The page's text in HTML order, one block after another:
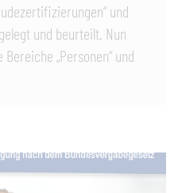
und
und beurteilt. Nun
„Personen“ und